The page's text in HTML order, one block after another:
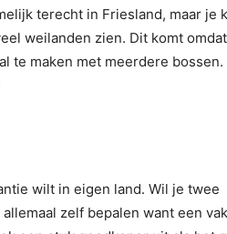
terecht in Friesland, maar je
weilanden zien. Dit komt
te maken met meerdere bossen.
wilt in eigen land. Wil je twee
zelf bepalen want een